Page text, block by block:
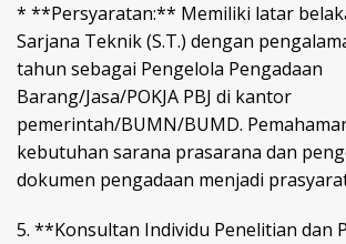
* **Persyaratan:** Memiliki latar
Sarjana Teknik (S.T.) dengan
tahun sebagai Pengelola Pengadaan
Barang/Jasa/POKJA PBJ di kantor
pemerintah/BUMN/BUMD.
kebutuhan sarana prasarana dan
dokumen pengadaan menjadi
5. **Konsultan Individu Penelitian dan